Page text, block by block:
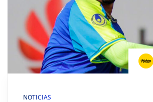
NOTICIAS